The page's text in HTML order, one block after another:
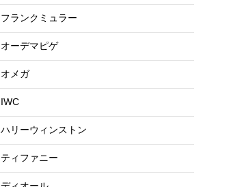
フランクミュラー
オーデマピゲ
オメガ
IWC
ハリーウィンストン
ティファニー